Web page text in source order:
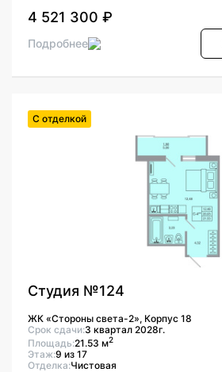
4 521 300 ₽
Подробнее
С отделкой
Студия №124
ЖК «Стороны света-2», Корпус 18
Срок сдачи:3 квартал 2028г.
Площадь:21.53 м2
Этаж:9 из 17
Отделка:Чистовая